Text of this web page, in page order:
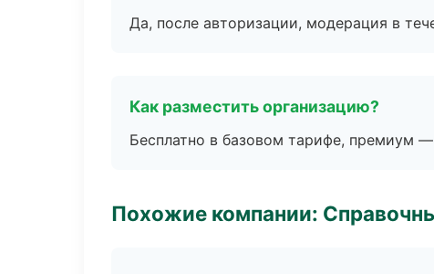
Да, после авторизации, модерация в
Как разместить организацию?
Бесплатно в базовом тарифе, премиум
Похожие компании: